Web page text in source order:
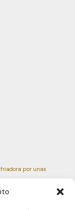
por unas